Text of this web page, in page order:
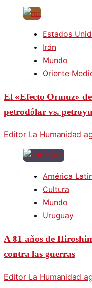
Estados
Irán
Mundo
Oriente
El «Efecto Ormuz»
petrodólar vs.
Editor La Humanidad
América
Cultura
Mundo
Uruguay
A 81 años de
contra las guerras
Editor La Humanidad